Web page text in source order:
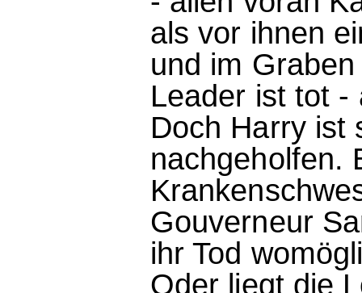
als vor ihnen
und im
Leader ist tot -
Doch Harry ist
nachgeholfen.
Gouverneur
ihr Tod
Oder liegt die